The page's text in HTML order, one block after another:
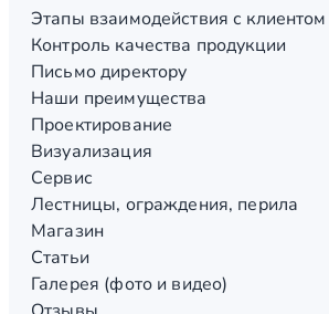
Этапы взаимодействия с клиентом
Контроль качества продукции
Письмо директору
Наши преимущества
Проектирование
Визуализация
Сервис
Лестницы, ограждения, перила
Магазин
Статьи
Галерея (фото и видео)